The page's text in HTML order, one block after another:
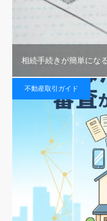
相続手続きが簡単にな
不動産取引ガイド